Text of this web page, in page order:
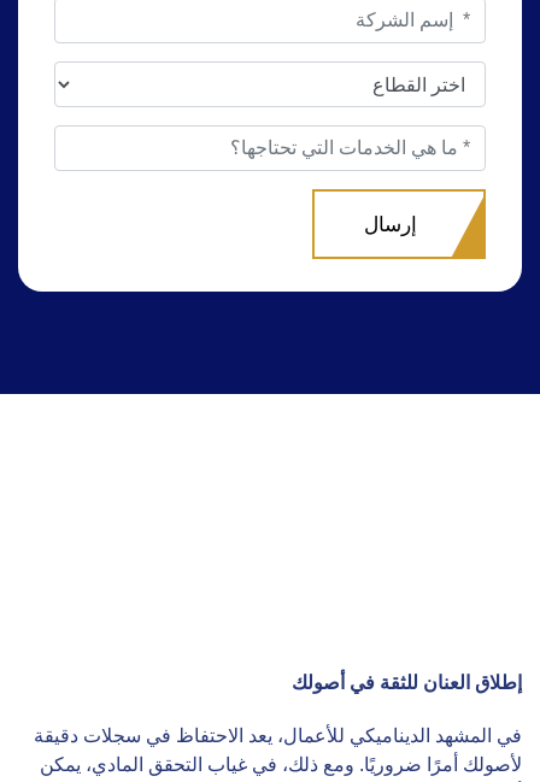
إطلاق العنان للثقة في أصولك
في المشهد الديناميكي للأعمال، يعد الاحتفاظ في سجلات دقيقة
لأصولك أمرًا ضروريًا. ومع ذلك، في غياب التحقق المادي، يمكن